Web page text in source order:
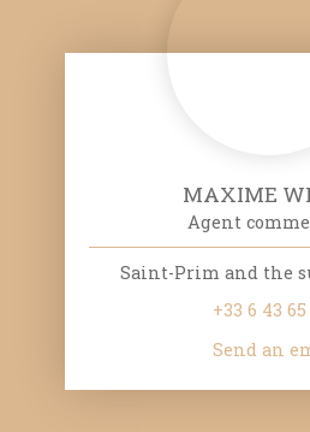
MAXIME
Agent
Saint-Prim and the
+33 6 43
Send an